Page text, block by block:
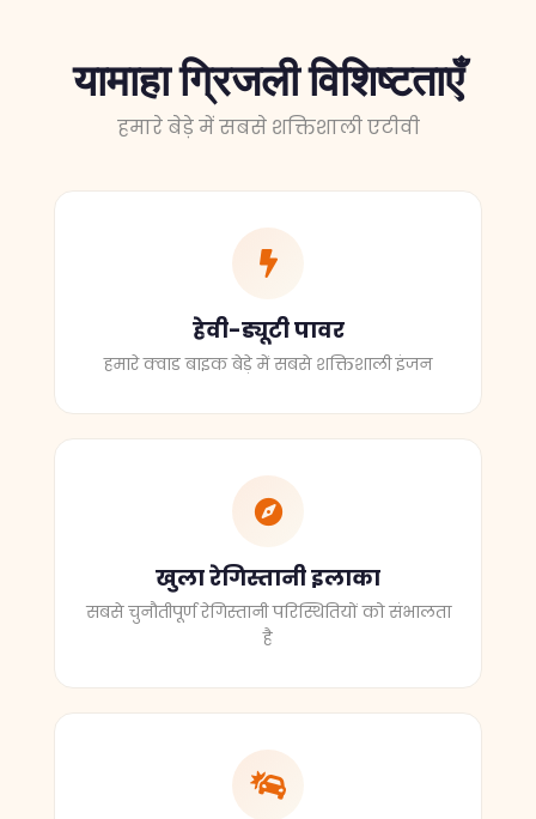
यामाहा ग्रिजली विशिष्टताएँ
हमारे बेड़े में सबसे शक्तिशाली एटीवी
हेवी-ड्यूटी पावर
हमारे क्वाड बाइक बेड़े में सबसे शक्तिशाली इंजन
खुला रेगिस्तानी इलाका
सबसे चुनौतीपूर्ण रेगिस्तानी परिस्थितियों को संभालता
है